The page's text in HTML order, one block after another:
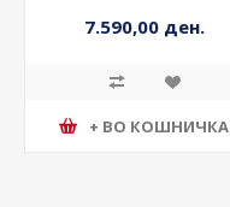
7.590,00 ден.
+ ВО КОШНИЧКА